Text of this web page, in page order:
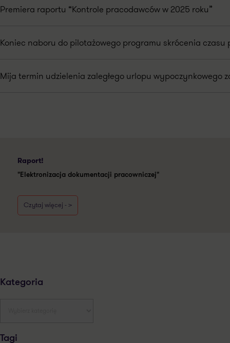
Premiera raportu “Kontrole pracodawców w 2025 roku”
Koniec naboru do pilotażowego programu skrócenia
Mija termin udzielenia zaległego urlopu wypoczynkowego
Raport!
"Elektronizacja dokumentacji pracowniczej"
Czytaj więcej - >
Kategoria
Tagi